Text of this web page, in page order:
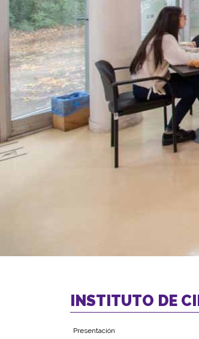
INSTITUTO DE
Presentación